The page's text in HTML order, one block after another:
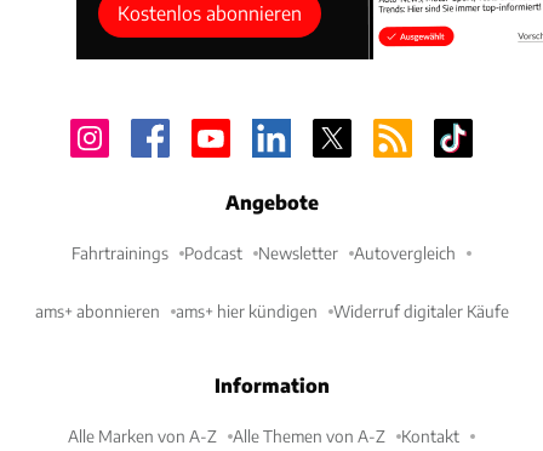
Kostenlos abonnieren
Angebote
Fahrtrainings Podcast Newsletter Autovergleich
ams+ abonnieren ams+ hier kündigen Widerruf digitaler Käufe
Information
Alle Marken von A-Z Alle Themen von A-Z Kontakt